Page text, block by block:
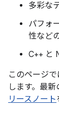
多彩な
パフォ
性など
C++ と
このページ
します。最新
リースノート